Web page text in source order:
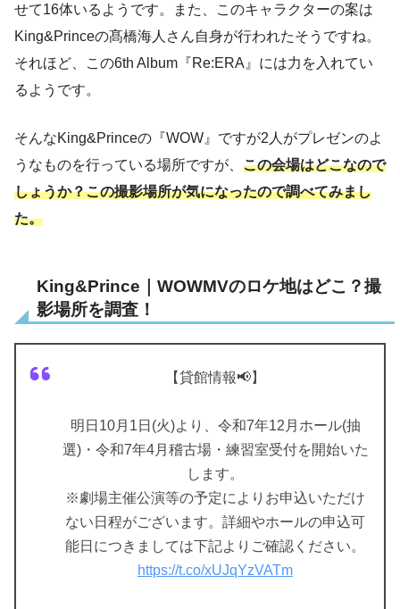
せて16体いるようです。また、このキャラクターの案は
King&Princeの髙橋海人さん自身が行われたそうですね。
それほど、この6th Album『Re:ERA』には力を入れてい
るようです。
そんなKing&Princeの『WOW』ですが2人がプレゼンのよ
うなものを行っている場所ですが、 この会場はどこなので
しょうか？この撮影場所が気になったので調べてみまし
た。
King&Prince｜WOWMVのロケ地はどこ？撮
影場所を調査！
【貸館情報📢】
明日10月1日(火)より、令和7年12月ホール(抽
選)・令和7年4月稽古場・練習室受付を開始いた
します。
※劇場主催公演等の予定によりお申込いただけ
ない日程がございます。詳細やホールの申込可
能日につきましては下記よりご確認ください。
https://t.co/xUJqYzVATm